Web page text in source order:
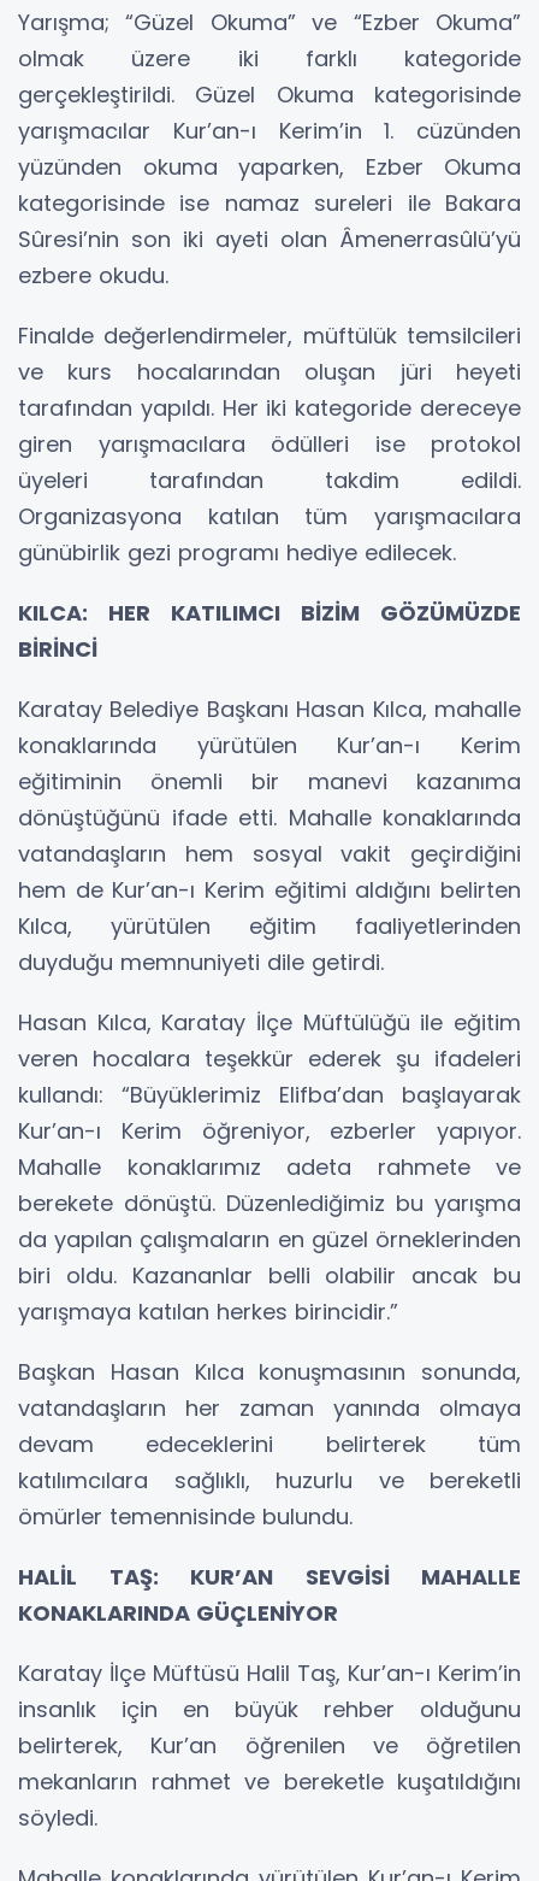
Yarışma; “Güzel Okuma” ve “Ezber Okuma”
olmak üzere iki farklı kategoride
gerçekleştirildi. Güzel Okuma kategorisinde
yarışmacılar Kur’an-ı Kerim’in 1. cüzünden
yüzünden okuma yaparken, Ezber Okuma
kategorisinde ise namaz sureleri ile Bakara
Sûresi’nin son iki ayeti olan Âmenerrasûlü’yü
ezbere okudu.
Finalde değerlendirmeler, müftülük temsilcileri
ve kurs hocalarından oluşan jüri heyeti
tarafından yapıldı. Her iki kategoride dereceye
giren yarışmacılara ödülleri ise protokol
üyeleri tarafından takdim edildi.
Organizasyona katılan tüm yarışmacılara
günübirlik gezi programı hediye edilecek.
KILCA: HER KATILIMCI BİZİM GÖZÜMÜZDE
BİRİNCİ
Karatay Belediye Başkanı Hasan Kılca, mahalle
konaklarında yürütülen Kur’an-ı Kerim
eğitiminin önemli bir manevi kazanıma
dönüştüğünü ifade etti. Mahalle konaklarında
vatandaşların hem sosyal vakit geçirdiğini
hem de Kur’an-ı Kerim eğitimi aldığını belirten
Kılca, yürütülen eğitim faaliyetlerinden
duyduğu memnuniyeti dile getirdi.
Hasan Kılca, Karatay İlçe Müftülüğü ile eğitim
veren hocalara teşekkür ederek şu ifadeleri
kullandı: “Büyüklerimiz Elifba’dan başlayarak
Kur’an-ı Kerim öğreniyor, ezberler yapıyor.
Mahalle konaklarımız adeta rahmete ve
berekete dönüştü. Düzenlediğimiz bu yarışma
da yapılan çalışmaların en güzel örneklerinden
biri oldu. Kazananlar belli olabilir ancak bu
yarışmaya katılan herkes birincidir.”
Başkan Hasan Kılca konuşmasının sonunda,
vatandaşların her zaman yanında olmaya
devam edeceklerini belirterek tüm
katılımcılara sağlıklı, huzurlu ve bereketli
ömürler temennisinde bulundu.
HALİL TAŞ: KUR’AN SEVGİSİ MAHALLE
KONAKLARINDA GÜÇLENİYOR
Karatay İlçe Müftüsü Halil Taş, Kur’an-ı Kerim’in
insanlık için en büyük rehber olduğunu
belirterek, Kur’an öğrenilen ve öğretilen
mekanların rahmet ve bereketle kuşatıldığını
söyledi.